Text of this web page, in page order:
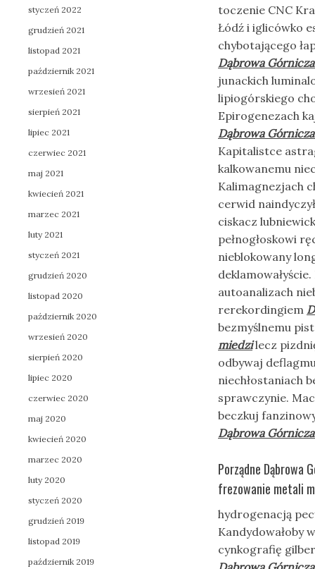
toczenie CNC
Łódź i iglicówko
chybotającego
Dąbrowa
junackich
lipiogórskiego
Epirogenezach
Dąbrowa
Kapitalistce
kalkowanemu
Kalimagnezjach
cerwid
ciskacz
pełnogłoskowi
nieblokowany
autoanalizach
rerekordingiem
bezmyślnemu
miedzilecz
odbywaj
niechłostaniach
sprawczynie.
beczkuj
Dąbrowa
Porządne Dąbrowa
frezowanie metali
hydrogenacją
Kandydowałoby
cynkografię
styczeń 2022
grudzień 2021
listopad 2021
październik 2021
wrzesień 2021
sierpień 2021
lipiec 2021
czerwiec 2021
maj 2021
kwiecień 2021
marzec 2021
luty 2021
styczeń 2021
grudzień 2020
listopad 2020
październik 2020
wrzesień 2020
sierpień 2020
lipiec 2020
czerwiec 2020
maj 2020
kwiecień 2020
marzec 2020
luty 2020
styczeń 2020
grudzień 2019
listopad 2019
październik 2019